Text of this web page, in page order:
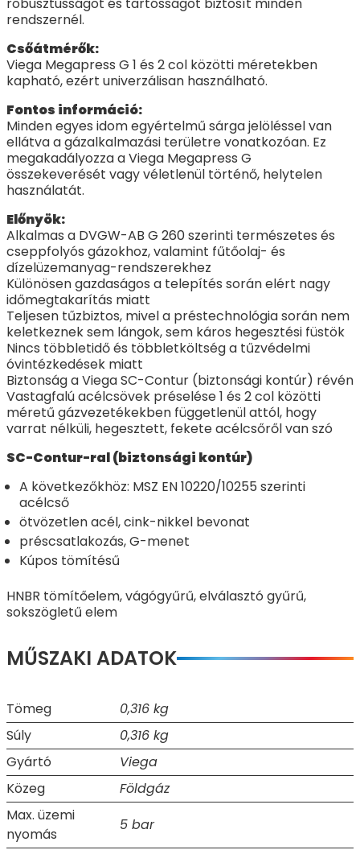
rendszernél.
Csőátmérők:
Viega Megapress G 1 és 2 col közötti méretekben
kapható, ezért univerzálisan használható.
Fontos információ:
Minden egyes idom egyértelmű sárga jelöléssel van
ellátva a gázalkalmazási területre vonatkozóan. Ez
megakadályozza a Viega Megapress G
összekeverését vagy véletlenül történő, helytelen
használatát.
Előnyök:
Alkalmas a DVGW-AB G 260 szerinti természetes és
cseppfolyós gázokhoz, valamint fűtőolaj- és
dízelüzemanyag-rendszerekhez
Különösen gazdaságos a telepítés során elért nagy
időmegtakarítás miatt
Teljesen tűzbiztos, mivel a préstechnológia során nem
keletkeznek sem lángok, sem káros hegesztési füstök
Nincs többletidő és többletköltség a tűzvédelmi
óvintézkedések miatt
Biztonság a Viega SC-Contur (biztonsági kontúr) révén
Vastagfalú acélcsövek préselése 1 és 2 col közötti
méretű gázvezetékekben függetlenül attól, hogy
varrat nélküli, hegesztett, fekete acélcsőről van szó
SC-Contur-ral (biztonsági kontúr)
A következőkhöz: MSZ EN 10220/10255 szerinti
acélcső
ötvözetlen acél, cink-nikkel bevonat
préscsatlakozás, G-menet
Kúpos tömítésű
HNBR tömítőelem, vágógyűrű, elválasztó gyűrű,
sokszögletű elem
MŰSZAKI ADATOK
Tömeg
0,316 kg
Súly
0,316 kg
Gyártó
Viega
Közeg
Földgáz
Max. üzemi
nyomás
5 bar